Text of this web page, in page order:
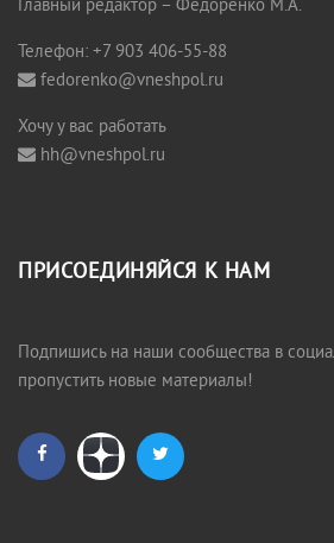
Главный редактор – Федоренко М.А.
Телефон: +7 903 406-55-88
fedorenko@vneshpol.ru
Хочу у вас работать
hh@vneshpol.ru
ПРИСОЕДИНЯЙСЯ К НАМ
Подпишись на наши сообщества в
пропустить новые материалы!